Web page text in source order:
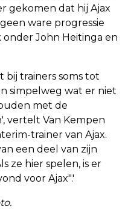
gekomen dat hij Ajax
ware progressie
onder John Heitinga en
bij trainers soms tot
simpelweg wat er niet
met de
vertelt Van Kempen
trainer van Ajax.
een deel van zijn
ze hier spelen, is er
voor Ajax".'